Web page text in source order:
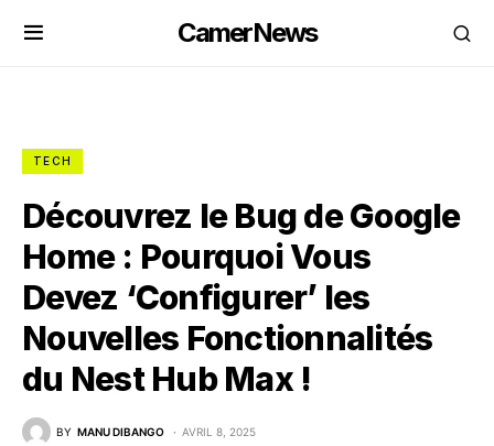
CamerNews
TECH
Découvrez le Bug de Google
Home : Pourquoi Vous
Devez ‘Configurer’ les
Nouvelles Fonctionnalités
du Nest Hub Max !
BY MANU DIBANGO AVRIL 8, 2025